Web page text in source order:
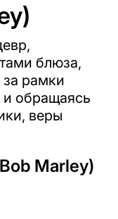
блюза,
за рамки
и обращаясь
веры
Marley)